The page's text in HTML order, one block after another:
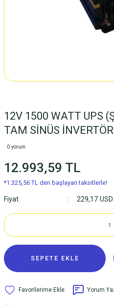
12V 1500 WATT UPS
TAM SİNÜS İNVERTÖR
0 yorum
12.993,59 TL
*1.325,56 TL den başlayan taksitlerle!
Fiyat 229,17
SEPETE EKLE
Yorum